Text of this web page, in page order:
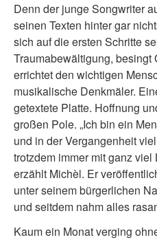
Denn der junge Songwriter
seinen Texten hinter gar
sich auf die ersten Schritte
Traumabewältigung, besingt
errichtet den wichtigen
musikalische Denkmäler.
getextete Platte. Hoffnung
großen Pole. „Ich bin ein
und in der Vergangenheit
trotzdem immer mit ganz
erzählt Michèl. Er
unter seinem bürgerlichen
und seitdem nahm alles
Kaum ein Monat verging